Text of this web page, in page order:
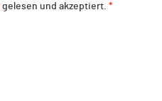
gelesen und akzeptiert. *